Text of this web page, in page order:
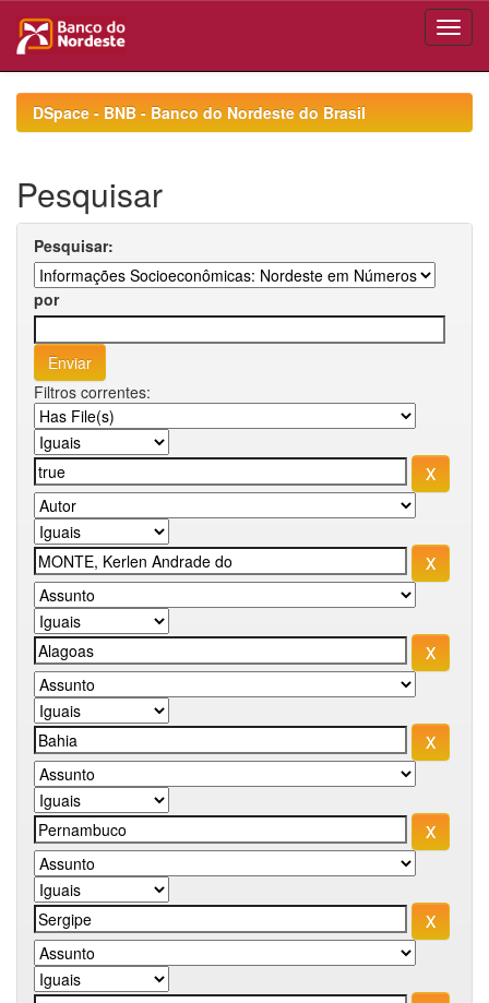
navigationDSpace - BNB - Banco do Nordeste do Brasil
Pesquisar
Pesquisar:
por
Filtros correntes: